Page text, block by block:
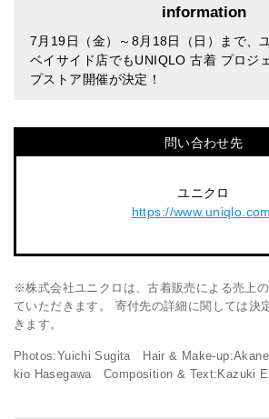
information
7月19日（金）～8月18日（日）まで、
ベイサイド店でもUNIQLO 古着 プロジ
プストア開催が決定！
問い合わせ先
ユニクロ
https://
※株式会社ユニクロは、古着販売による売上
ていただきます。 寄付先の詳細に関しては決
きます。
Photos:Yuichi Sugita Hair & Make-
kio Hasegawa Composition & Text:Kazuki